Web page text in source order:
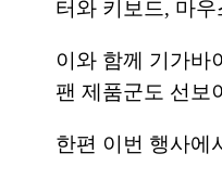
터와 키보드, 마
이와 함께 기가바
팬 제품군도 선보
한편 이번 행사에